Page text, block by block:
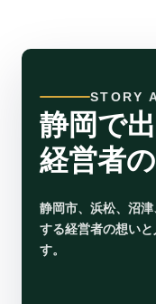
STORY
静岡で
経営者の
静岡市、浜松、沼
する経営者の想い
す。